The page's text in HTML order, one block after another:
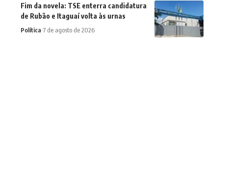
Fim da novela: TSE enterra candidatura
de Rubão e Itaguaí volta às urnas
Política 7 de agosto de 2026